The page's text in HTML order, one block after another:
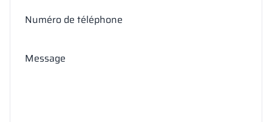
Numéro de téléphone
Message